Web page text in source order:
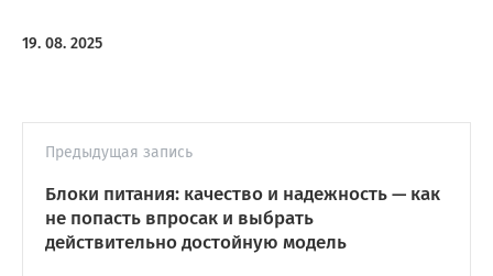
19. 08. 2025
Предыдущая запись
Блоки питания: качество и надежность — как
не попасть впросак и выбрать
действительно достойную модель